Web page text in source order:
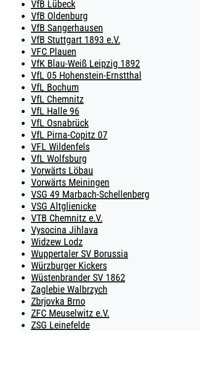
VfB Lübeck
VfB Oldenburg
VfB Sangerhausen
VfB Stuttgart 1893 e.V.
VFC Plauen
VfK Blau-Weiß Leipzig 1892
VfL 05 Hohenstein-Ernstthal
VfL Bochum
VfL Chemnitz
VfL Halle 96
VfL Osnabrück
VfL Pirna-Copitz 07
VFL Wildenfels
VfL Wolfsburg
Vorwärts Löbau
Vorwärts Meiningen
VSG 49 Marbach-Schellenberg
VSG Altglienicke
VTB Chemnitz e.V.
Vysocina Jihlava
Widzew Lodz
Wuppertaler SV Borussia
Würzburger Kickers
Wüstenbrander SV 1862
Zaglebie Walbrzych
Zbrjovka Brno
ZFC Meuselwitz e.V.
ZSG Leinefelde